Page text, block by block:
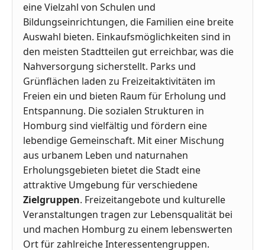
eine Vielzahl von Schulen und
Bildungseinrichtungen, die Familien eine breite
Auswahl bieten. Einkaufsmöglichkeiten sind in
den meisten Stadtteilen gut erreichbar, was die
Nahversorgung sicherstellt. Parks und
Grünflächen laden zu Freizeitaktivitäten im
Freien ein und bieten Raum für Erholung und
Entspannung. Die sozialen Strukturen in
Homburg sind vielfältig und fördern eine
lebendige Gemeinschaft. Mit einer Mischung
aus urbanem Leben und naturnahen
Erholungsgebieten bietet die Stadt eine
attraktive Umgebung für verschiedene
Zielgruppen. Freizeitangebote und kulturelle
Veranstaltungen tragen zur Lebensqualität bei
und machen Homburg zu einem lebenswerten
Ort für zahlreiche Interessentengruppen.